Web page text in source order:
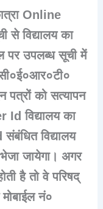
Online
विद्यालय का
पर उपलब्ध सूची में
पत्रों को सत्यापन
Id विद्यालय का
विद्यालय
जायेगा। अगर
है तो वे परिषद्
मोबाईल नं०